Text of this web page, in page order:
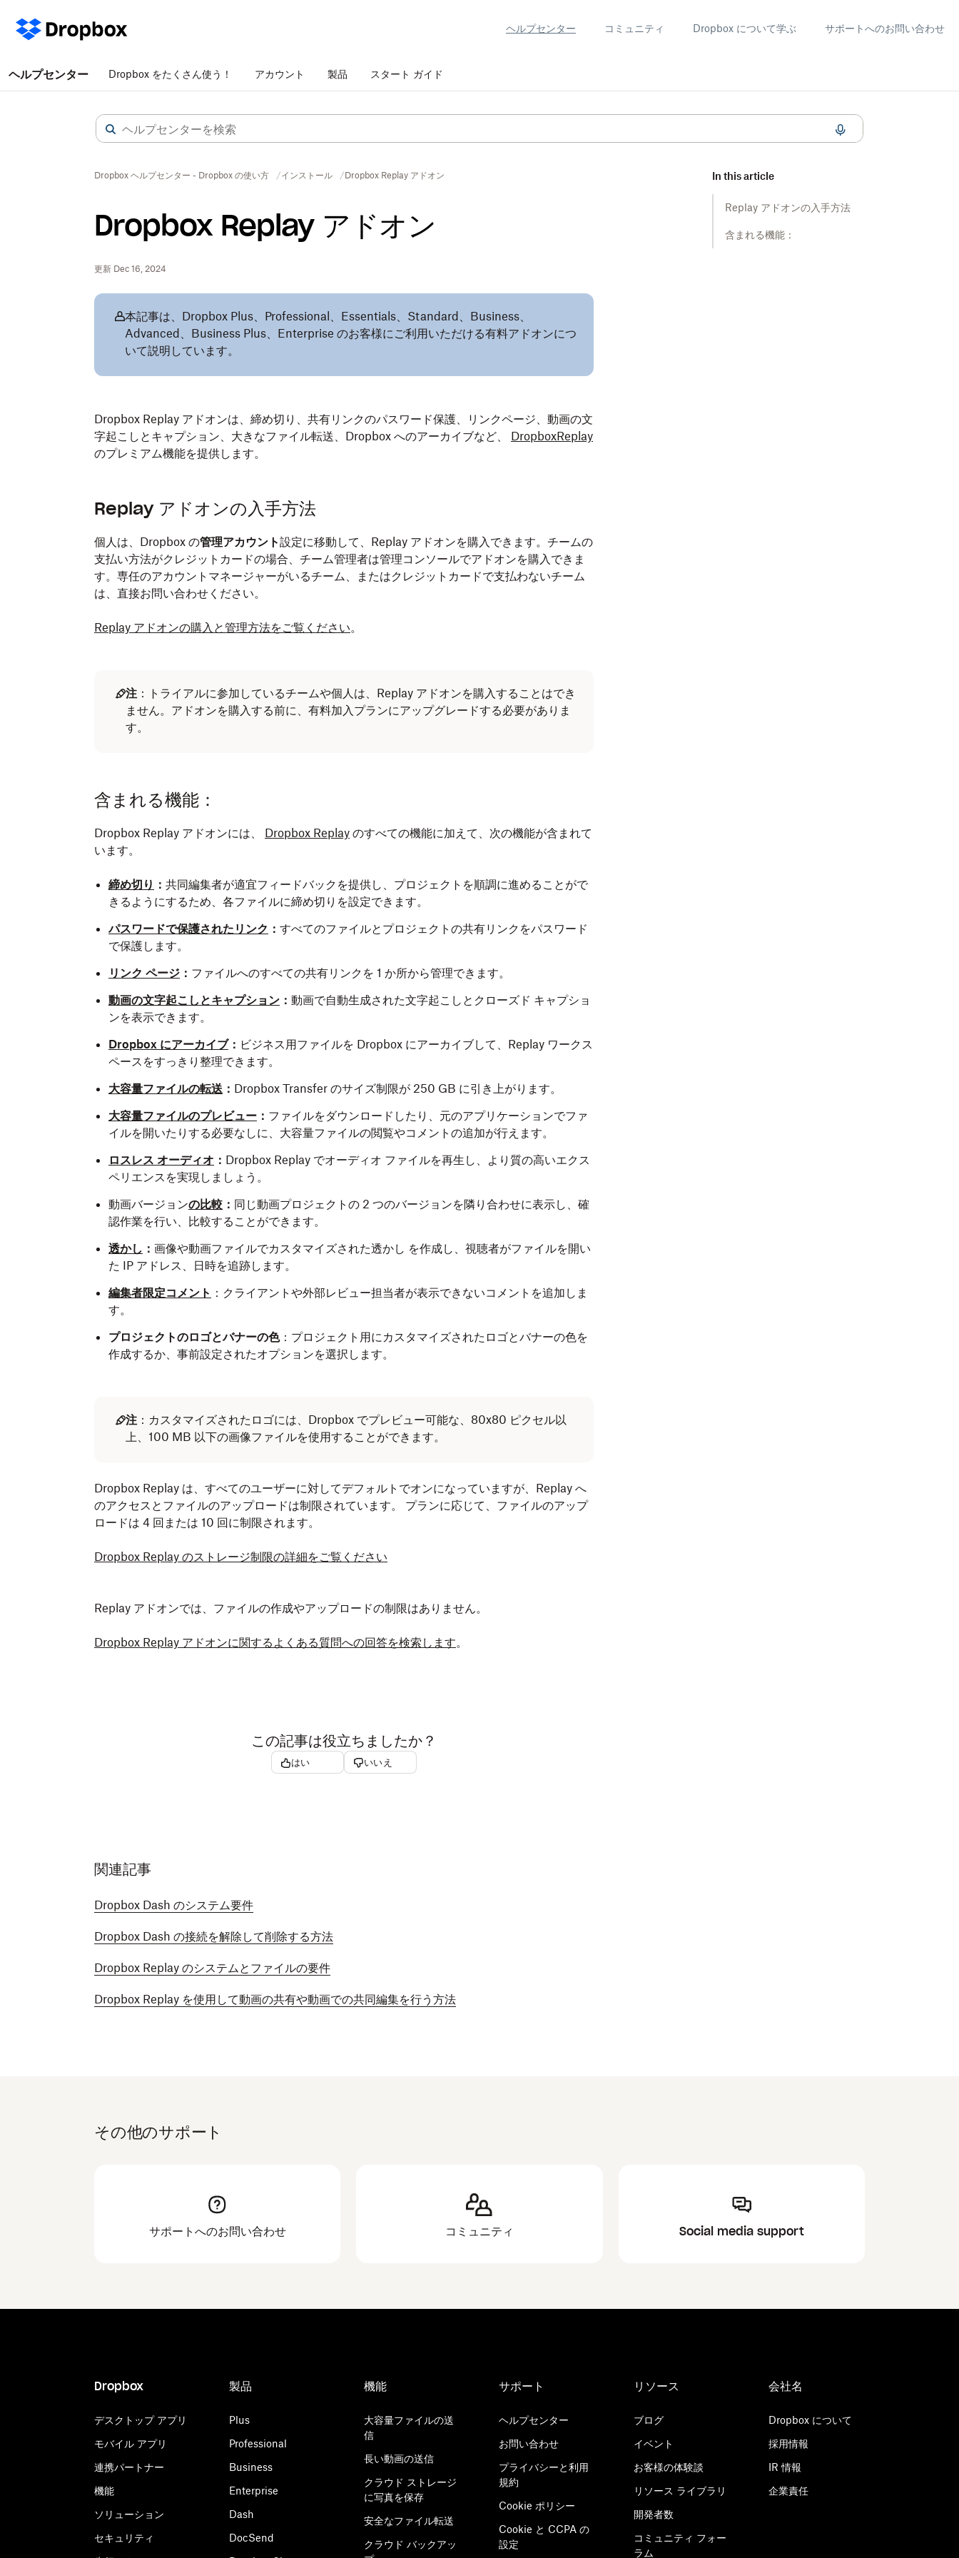
ヘルプセンター コミュニティ Dropbox について学ぶ サポートへのお問い合わせ
ヘルプセンター Dropbox をたくさん使う！ アカウント 製品 スタート ガイド
Dropbox ヘルプセンター - Dropbox の使い方 インストール Dropbox Replay アドオン
Dropbox Replay アドオン
更新 Dec 16, 2024
In this article
Replay アドオンの入手方法
含まれる機能：
本記事は、Dropbox Plus、Professional、Essentials、Standard、Business、
Advanced、Business Plus、Enterprise のお客様にご利用いただける有料アドオンにつ
いて説明しています。
Dropbox Replay アドオンは、締め切り、共有リンクのパスワード保護、リンクページ、動画の文
字起こしとキャプション、大きなファイル転送、Dropbox へのアーカイブなど、 DropboxReplay
のプレミアム機能を提供します。
Replay アドオンの入手方法
個人は、Dropbox の管理アカウント設定に移動して、Replay アドオンを購入できます。チームの
支払い方法がクレジットカードの場合、チーム管理者は管理コンソールでアドオンを購入できま
す。専任のアカウントマネージャーがいるチーム、またはクレジットカードで支払わないチーム
は、直接お問い合わせください。
Replay アドオンの購入と管理方法をご覧ください。
注 ：トライアルに参加しているチームや個人は、Replay アドオンを購入することはでき
ません。アドオンを購入する前に、有料加入プランにアップグレードする必要がありま
す。
含まれる機能：
Dropbox Replay アドオンには、 Dropbox Replay のすべての機能に加えて、次の機能が含まれて
います。
締め切り ： 共同編集者が適宜フィードバックを提供し、プロジェクトを順調に進めることがで
きるようにするため、各ファイルに締め切りを設定できます。
パスワードで保護されたリンク ： すべてのファイルとプロジェクトの共有リンクをパスワード
で保護します。
リンク ページ ： ファイルへのすべての共有リンクを 1 か所から管理できます。
動画の文字起こしとキャプション ： 動画で自動生成された文字起こしとクローズド キャプショ
ンを表示できます。
Dropbox にアーカイブ： ビジネス用ファイルを Dropbox にアーカイブして、Replay ワークス
ペースをすっきり整理できます。
大容量ファイルの転送 ： Dropbox Transfer のサイズ制限が 250 GB に引き上がります。
大容量ファイルのプレビュー ： ファイルをダウンロードしたり、元のアプリケーションでファ
イルを開いたりする必要なしに、大容量ファイルの閲覧やコメントの追加が行えます。
ロスレス オーディオ ： Dropbox Replay でオーディオ ファイルを再生し、より質の高いエクス
ペリエンスを実現しましょう。
動画バージョンの比較 ： 同じ動画プロジェクトの 2 つのバージョンを隣り合わせに表示し、確
認作業を行い、比較することができます。
透かし ： 画像や動画ファイルでカスタマイズされた透かし を作成し、視聴者がファイルを開い
た IP アドレス、日時を追跡します。
編集者限定コメント ：クライアントや外部レビュー担当者が表示できないコメントを追加しま
す。
プロジェクトのロゴとバナーの色：プロジェクト用にカスタマイズされたロゴとバナーの色を
作成するか、事前設定されたオプションを選択します。
注 ：カスタマイズされたロゴには、Dropbox でプレビュー可能な、80x80 ピクセル以
上、100 MB 以下の画像ファイルを使用することができます。
Dropbox Replay は、すべてのユーザーに対してデフォルトでオンになっていますが、Replay へ
のアクセスとファイルのアップロードは制限されています。 プランに応じて、ファイルのアップ
ロードは 4 回または 10 回に制限されます。
Dropbox Replay のストレージ制限の詳細をご覧ください
Replay アドオンでは、ファイルの作成やアップロードの制限はありません。
Dropbox Replay アドオンに関するよくある質問への回答を検索します。
この記事は役立ちましたか？
はい いいえ
関連記事
Dropbox Dash のシステム要件
Dropbox Dash の接続を解除して削除する方法
Dropbox Replay のシステムとファイルの要件
Dropbox Replay を使用して動画の共有や動画での共同編集を行う方法
その他のサポート
サポートへのお問い合わせ コミュニティ Social media support
Dropbox
デスクトップ アプリ
モバイル アプリ
連携パートナー
機能
ソリューション
セキュリティ
製品
Plus
Professional
Business
Enterprise
Dash
DocSend
機能
大容量ファイルの送
信
長い動画の送信
クラウド ストレージ
に写真を保存
安全なファイル転送
クラウド バックアッ
サポート
ヘルプセンター
お問い合わせ
プライバシーと利用
規約
Cookie ポリシー
Cookie と CCPA の
設定
リソース
ブログ
イベント
お客様の体験談
リソース ライブラリ
開発者数
コミュニティ フォー
ラム
会社名
Dropbox について
採用情報
IR 情報
企業責任